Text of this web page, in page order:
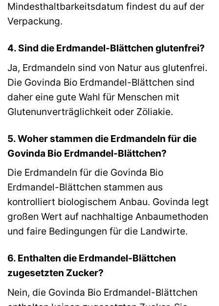
Mindesthaltbarkeitsdatum findest du auf der
Verpackung.
4. Sind die Erdmandel-Blättchen glutenfrei?
Ja, Erdmandeln sind von Natur aus glutenfrei.
Die Govinda Bio Erdmandel-Blättchen sind
daher eine gute Wahl für Menschen mit
Glutenunverträglichkeit oder Zöliakie.
5. Woher stammen die Erdmandeln für die
Govinda Bio Erdmandel-Blättchen?
Die Erdmandeln für die Govinda Bio
Erdmandel-Blättchen stammen aus
kontrolliert biologischem Anbau. Govinda legt
großen Wert auf nachhaltige Anbaumethoden
und faire Bedingungen für die Landwirte.
6. Enthalten die Erdmandel-Blättchen
zugesetzten Zucker?
Nein, die Govinda Bio Erdmandel-Blättchen